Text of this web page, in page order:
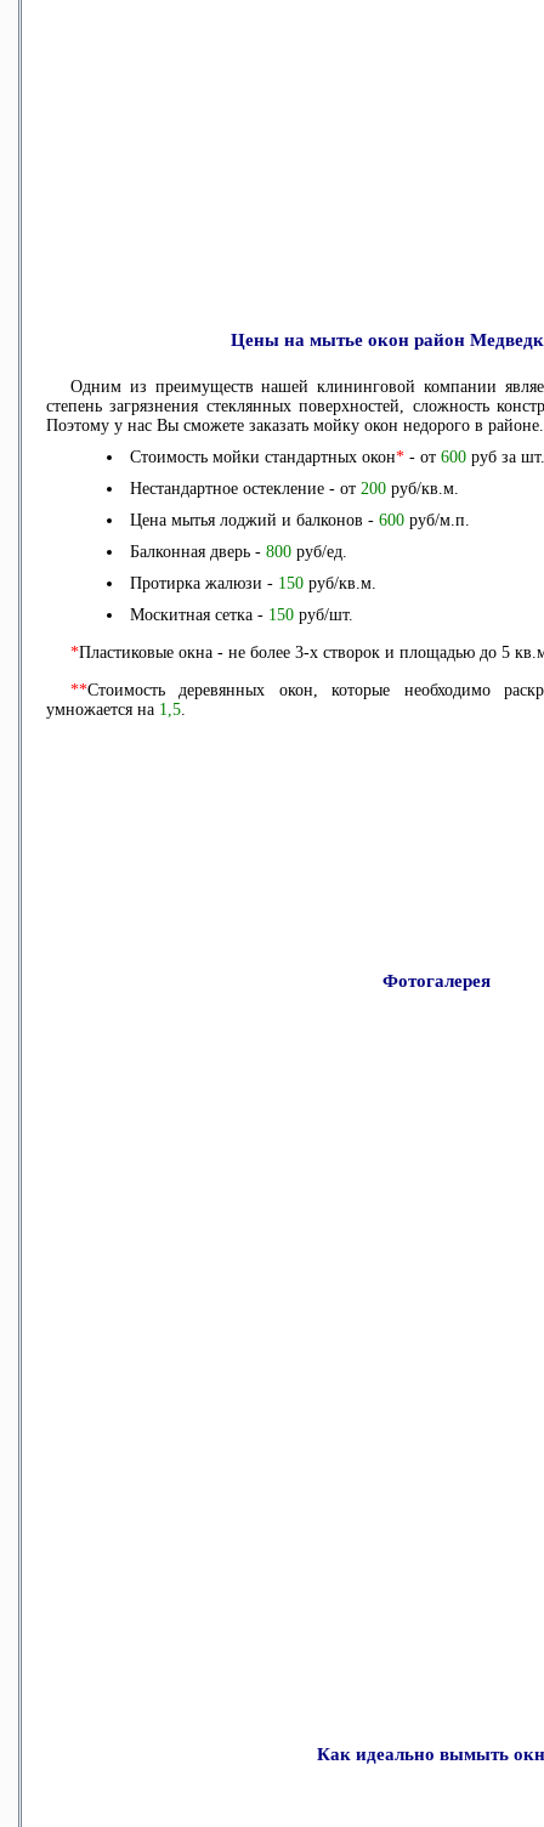
Цены на мытье окон район
Одним из преимуществ нашей клининговой компании
степень загрязнения стеклянных поверхностей, сложность
Поэтому у нас Вы сможете заказать мойку окон недорого в районе.
Стоимость мойки стандартных окон* - от 600 руб за шт.
Нестандартное остекление - от 200 руб/кв.м.
Цена мытья лоджий и балконов - 600 руб/м.п.
Балконная дверь - 800 руб/ед.
Протирка жалюзи - 150 руб/кв.м.
Москитная сетка - 150 руб/шт.
*Пластиковые окна - не более 3-х створок и площадью до 5
**Стоимость деревянных окон, которые необходимо
умножается на 1,5.
Фотогалерея
Как идеально вымыть